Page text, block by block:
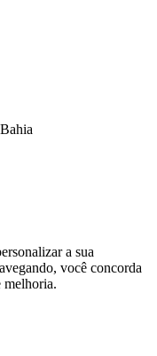
a sua
você concorda
melhoria.